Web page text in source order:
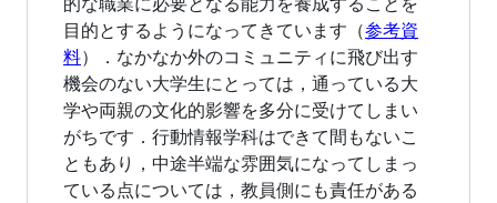
目的とするようになってきています（参考資
料）．なかなか外のコミュニティに飛び出す
機会のない大学生にとっては，通っている大
学や両親の文化的影響を多分に受けてしまい
がちです．行動情報学科はできて間もないこ
ともあり，中途半端な雰囲気になってしまっ
ている点については，教員側にも責任がある